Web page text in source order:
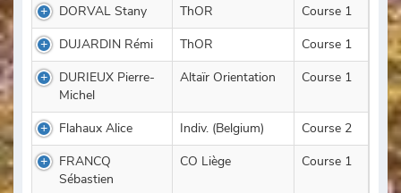
DORVAL Stany ThOR
Course 1
DUJARDIN Rémi
ThOR
Course 1
DURIEUX Pierre-
Michel
Altaïr Orientation Course 1
Flahaux Alice Indiv. (Belgium)
Course 2
FRANCQ
Sébastien
CO Liège Course 1